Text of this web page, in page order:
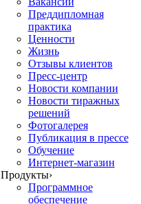
Преддипломная
практика
Ценности
Жизнь
Отзывы клиентов
Пресс-центр
Новости компании
Новости тиражных
решений
Фотогалерея
Публикация в прессе
Обучение
Интернет-магазин
Продукты›
Программное
обеспечение